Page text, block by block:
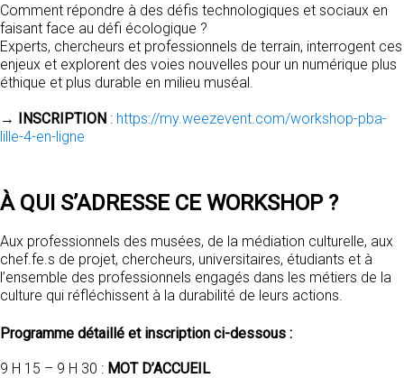
Comment répondre à des défis technologiques et sociaux en
faisant face au défi écologique ?
Experts, chercheurs et professionnels de terrain, interrogent ces
enjeux et explorent des voies nouvelles pour un numérique plus
éthique et plus durable en milieu muséal.
→ INSCRIPTION : https://my.weezevent.com/workshop-pba-
lille-4-en-ligne
À QUI S’ADRESSE CE WORKSHOP ?
Aux professionnels des musées, de la médiation culturelle, aux
chef.fe.s de projet, chercheurs, universitaires, étudiants et à
l’ensemble des professionnels engagés dans les métiers de la
culture qui réfléchissent à la durabilité de leurs actions.
Programme détaillé et inscription ci-dessous :
9 H 15 – 9 H 30 : MOT D’ACCUEIL